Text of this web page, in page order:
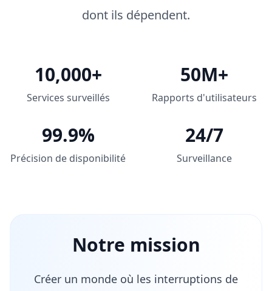
dont ils dépendent.
10,000+
Services surveillés
50M+
Rapports d'utilisateurs
99.9%
Précision de disponibilité
24/7
Surveillance
Notre mission
Créer un monde où les interruptions de